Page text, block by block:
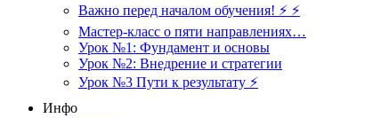
Важно перед началом обучения! ⚡ ⚡
Мастер-класс о пяти направлениях…
Урок №1: Фундамент и основы
Урок №2: Внедрение и стратегии
Урок №3 Пути к результату ⚡️
Инфо